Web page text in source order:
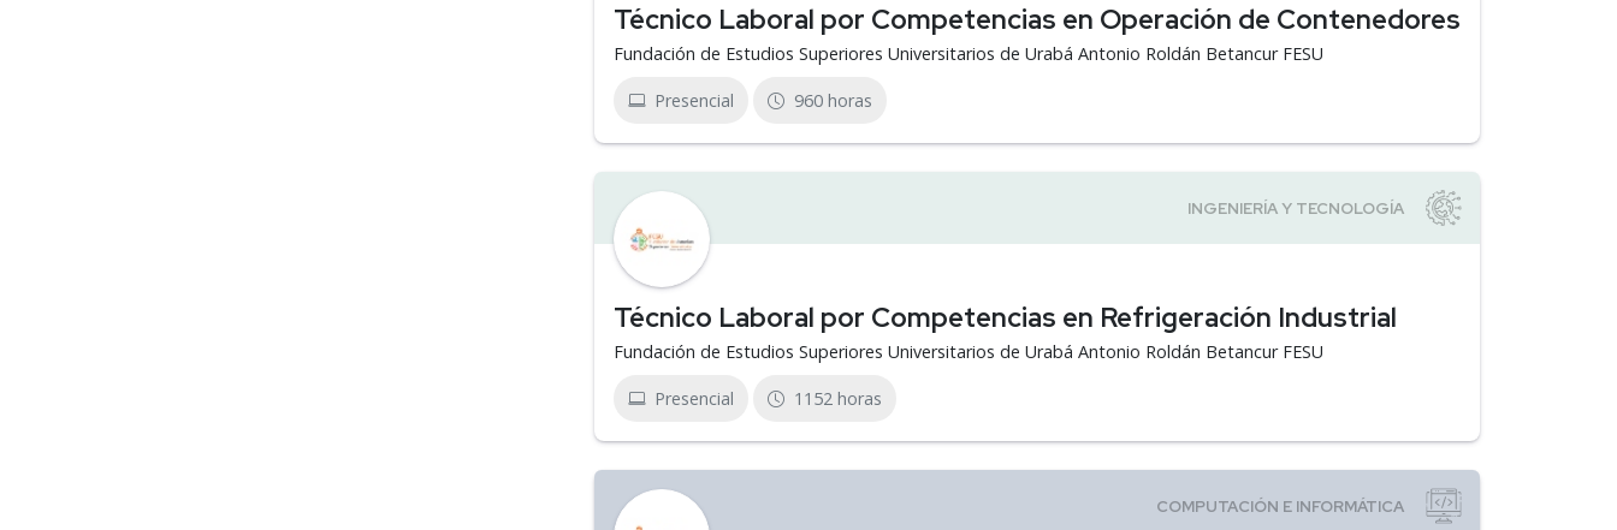
Técnico Laboral por Competencias en Operación de Contenedores
Fundación de Estudios Superiores Universitarios de Urabá Antonio Roldán Betancur FESU
Presencial 960 horas
Técnico Laboral por Competencias en Refrigeración Industrial
Fundación de Estudios Superiores Universitarios de Urabá Antonio Roldán Betancur FESU
Presencial 1152 horas